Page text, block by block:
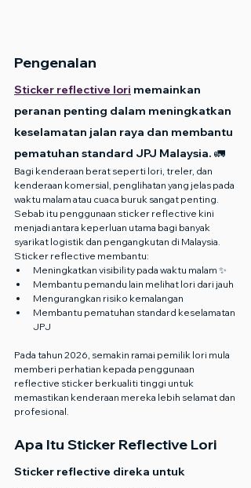
Pengenalan
Sticker reflective lori memainkan
peranan penting dalam meningkatkan
keselamatan jalan raya dan membantu
pematuhan standard JPJ Malaysia. 🚛
Bagi kenderaan berat seperti lori, treler, dan
kenderaan komersial, penglihatan yang jelas pada
waktu malam atau cuaca buruk sangat penting.
Sebab itu penggunaan sticker reflective kini
menjadi antara keperluan utama bagi banyak
syarikat logistik dan pengangkutan di Malaysia.
Sticker reflective membantu:
Meningkatkan visibility pada waktu malam ✨
Membantu pemandu lain melihat lori dari jauh
Mengurangkan risiko kemalangan
Membantu pematuhan standard keselamatan
JPJ
Pada tahun 2026, semakin ramai pemilik lori mula
memberi perhatian kepada penggunaan
reflective sticker berkualiti tinggi untuk
memastikan kenderaan mereka lebih selamat dan
profesional.
Apa Itu Sticker Reflective Lori
Sticker reflective direka untuk